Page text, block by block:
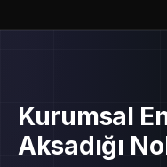
Kurumsal
Aksadığı